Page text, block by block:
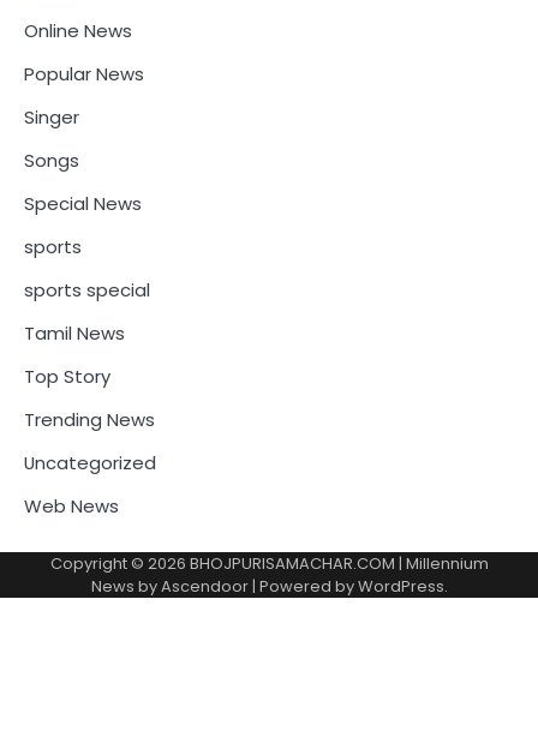
Online News
Popular News
Singer
Songs
Special News
sports
sports special
Tamil News
Top Story
Trending News
Uncategorized
Web News
Copyright © 2026 BHOJPURISAMACHAR.COM | Millennium
News byAscendoor| Powered byWordPress.